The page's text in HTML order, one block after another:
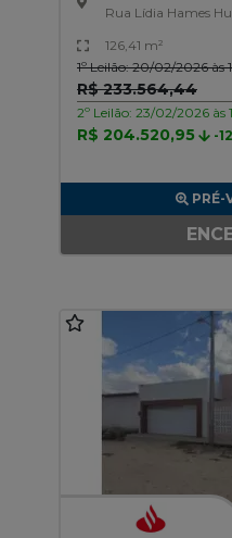
Rua Lídia Hames
126,41 m²
1º Leilão: 20/02/2026 às
R$ 233.564,44
2º Leilão: 23/02/2026 às
R$ 204.520,95 -
PRÉ-